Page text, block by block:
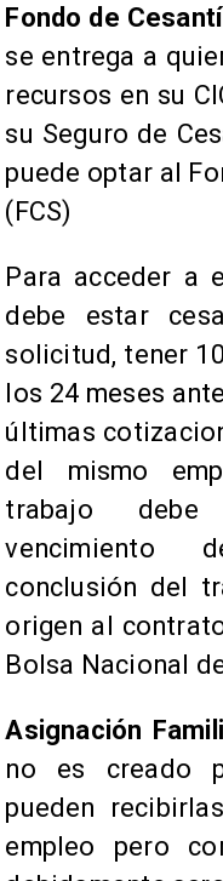
Fondo de
se entrega a
recursos en su
su Seguro de
puede optar al
(FCS)
Para acceder a
debe estar
solicitud, tener
los 24 meses
últimas
del mismo
trabajo
vencimiento
conclusión del
origen al
Bolsa Nacional
Asignación
no es creado
pueden
empleo pero